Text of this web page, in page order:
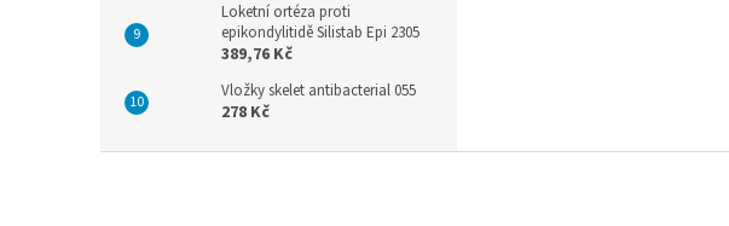
Loketní ortéza proti
epikondylitidě Silistab Epi 2305
389,76 Kč
Vložky skelet antibacterial 055
278 Kč